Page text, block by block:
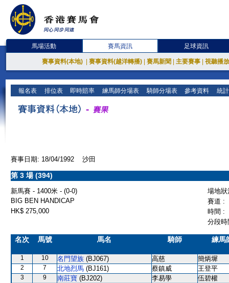
馬場活動 賽馬資訊 足球資訊
賽事資料(本地) 賽事資料(越洋轉播) 賽馬新聞 主要賽事 視聽播
報名表 排位表 即時賠率 練馬師分場表 騎師分場表 參考資料 統
賽事日期: 18/04/1992 沙田
第 3 場 (394)
新馬賽 - 1400米 - (0-0)
場地
BIG BEN HANDICAP
賽道 :
HK$ 275,000
時間 :
分段
名次 馬號 馬名 騎師 練馬
1 10 名門望族 (BJ067) 高慈 簡炳墀
2 7 北地烈馬 (BJ161) 蔡鎮威 王登平
3 9 南莊寶 (BJ202) 李易學 伍碧權